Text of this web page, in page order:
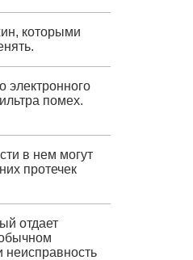
которыми
электронного
помех.
в нем могут
протечек
отдает